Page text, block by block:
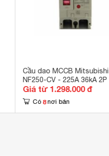
Cầu dao MCCB Mitsubishi
NF250-CV - 225A 36kA 2P
Giá từ 1.298.000 đ
Có 8 nơi bán